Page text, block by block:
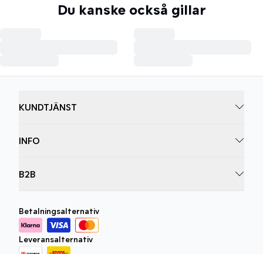
Du kanske också gillar
KUNDTJÄNST
INFO
B2B
Betalningsalternativ
Leveransalternativ